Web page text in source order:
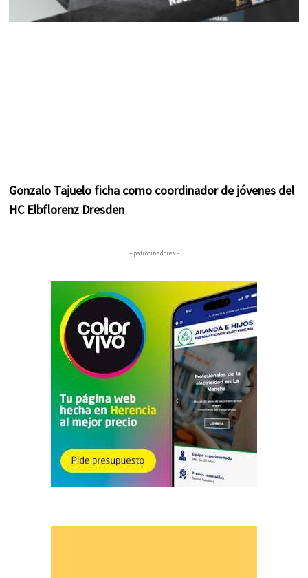
Gonzalo Tajuelo ficha como coordinador de jóvenes del
HC Elbflorenz Dresden
– patrocinadores –